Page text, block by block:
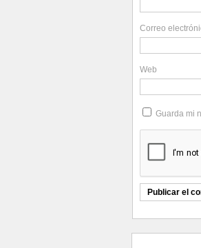
Correo
Web
Guarda mi